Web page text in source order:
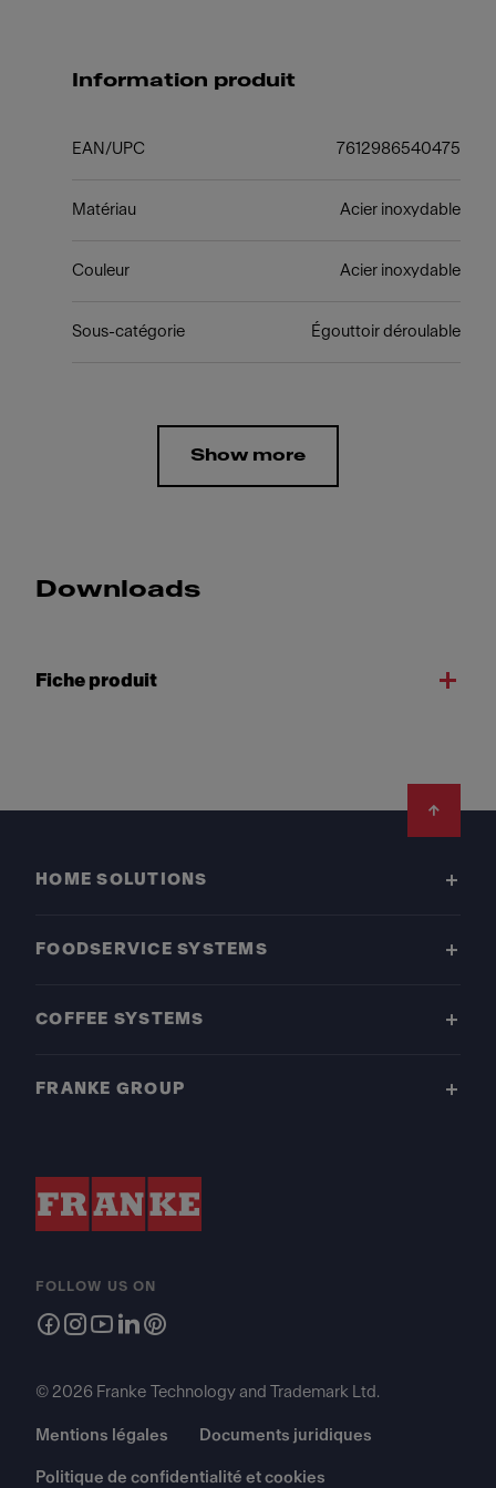
Information produit
EAN/UPC 7612986540475
Matériau Acier inoxydable
Couleur Acier inoxydable
Sous-catégorie Égouttoir déroulable
Show more
Downloads
Fiche produit
HOME SOLUTIONS
FOODSERVICE SYSTEMS
COFFEE SYSTEMS
FRANKE GROUP
FOLLOW US ON
© 2026 Franke Technology and Trademark Ltd.
Mentions légales Documents juridiques
Politique de confidentialité et cookies